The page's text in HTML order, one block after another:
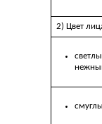
2) Цвет